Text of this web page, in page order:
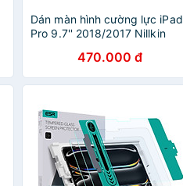
Dán màn hình cường lực iPad
Pro 9.7'' 2018/2017 Nillkin
470.000 đ